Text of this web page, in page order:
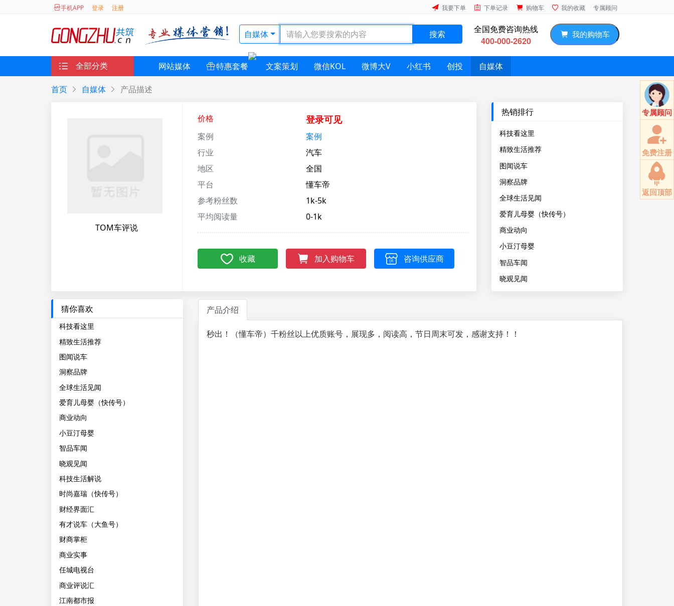
手机APP 登录 注册 我要下单 下单记录 购物车 我的收藏 专属顾问
自媒体 搜索 全国免费咨询热线
400-000-2620
我的购物车
全部分类 网站媒体 特惠套餐 文案策划 微信KOL 微博大V 小红书 创投 自媒体
首页 自媒体 产品描述
TOM车评说
价格 登录可见
案例
案例
行业
汽车
地区
全国
平台
懂车帝
参考粉丝数
1k-5k
平均阅读量
0-1k
收藏 加入购物车 咨询供应商
热销排行
科技看这里
精致生活推荐
图闻说车
洞察品牌
全球生活见闻
爱育儿母婴（快传号）
商业动向
小豆汀母婴
智品车闻
晓观见闻
猜你喜欢
科技看这里
精致生活推荐
图闻说车
洞察品牌
全球生活见闻
爱育儿母婴（快传号）
商业动向
小豆汀母婴
智品车闻
晓观见闻
科技生活解说
时尚嘉瑞（快传号）
财经界面汇
有才说车（大鱼号）
财商掌柜
商业实事
任城电视台
商业评说汇
江南都市报
产品介绍
秒出！（懂车帝）千粉丝以上优质账号，展现多，阅读高，节日周末可发，感谢支持！！
专属顾问
免费注册
返回顶部